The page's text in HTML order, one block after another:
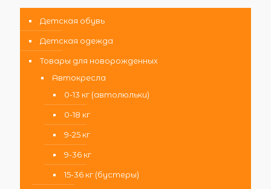
Детская обувь
Детская одежда
Товары для новорожденных
Автокресла
0-13 кг (автолюльки)
0-18 кг
9-25 кг
9-36 кг
15-36 кг (бустеры)